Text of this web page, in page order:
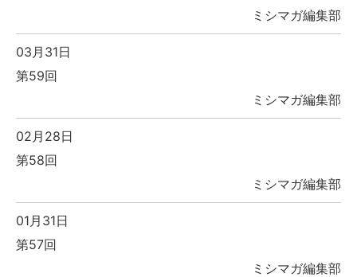
ミシマガ編集部
03月31日
第59回
ミシマガ編集部
02月28日
第58回
ミシマガ編集部
01月31日
第57回
ミシマガ編集部